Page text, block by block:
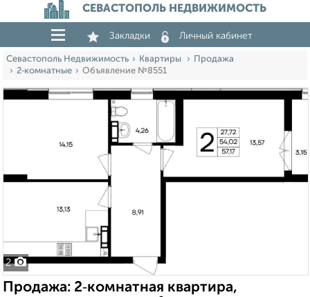
СЕВАСТОПОЛЬ НЕДВИЖИМОСТЬ
Закладки Личный кабинет
Севастополь Недвижимость Квартиры
Продажа
2‑комнатные
Объявление №8551
2
Продажа: 2‑комнатная квартира,